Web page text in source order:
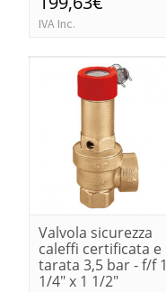
IVA Inc.
Valvola sicurezza
caleffi certificata e
tarata 3,5 bar - f/f 1
1/4" x 1 1/2"